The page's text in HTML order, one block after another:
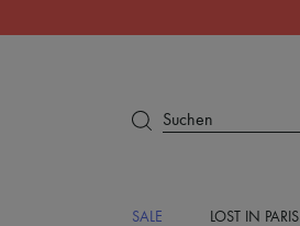
Suchen
SALE LOST IN PARIS